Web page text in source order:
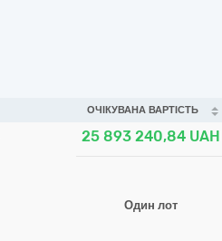
ОЧІКУВАНА ВАРТІСТЬ
25 893 240,84 UAH
Один лот